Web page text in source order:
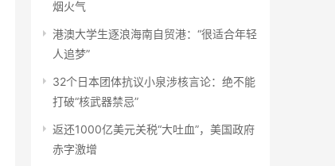
烟火气
港澳大学生逐浪海南自贸港：“很适合年轻
人追梦”
32个日本团体抗议小泉涉核言论：绝不能
打破“核武器禁忌”
返还1000亿美元关税“大吐血”，美国政府
赤字激增